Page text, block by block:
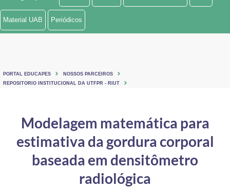
Ministério de Minas e Energia
Ministério do Turismo
Controladoria-Geral da União
Ministério da Mulher, da Família e dos Direitos Humanos
Material UAB Periódicos
PORTAL EDUCAPES
NOSSOS PARCEIROS
REPOSITORIO INSTITUCIONAL DA UTFPR - RIUT
Modelagem matemática para
estimativa da gordura corporal
baseada em densitômetro
radiológica